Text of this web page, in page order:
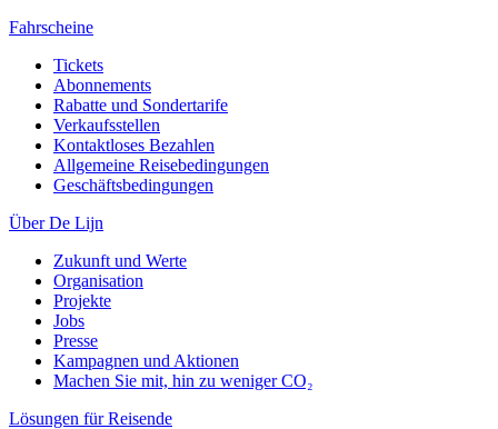
Fahrscheine
Tickets
Abonnements
Rabatte und Sondertarife
Verkaufsstellen
Kontaktloses Bezahlen
Allgemeine Reisebedingungen
Geschäftsbedingungen
Über De Lijn
Zukunft und Werte
Organisation
Projekte
Jobs
Presse
Kampagnen und Aktionen
Machen Sie mit, hin zu weniger CO₂
Lösungen für Reisende